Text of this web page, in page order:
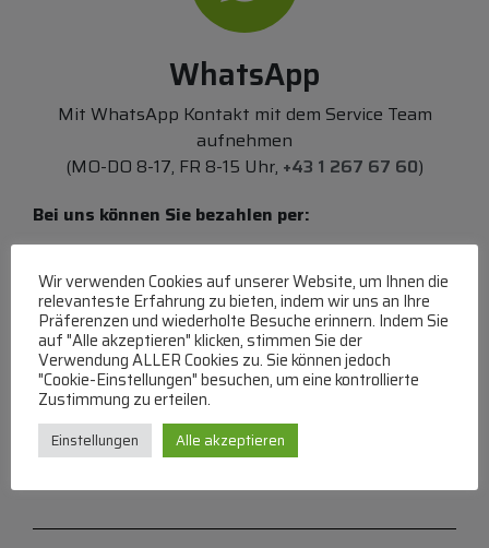
WhatsApp
Mit WhatsApp Kontakt mit dem Service Team
aufnehmen
(MO-DO 8-17, FR 8-15 Uhr, +43 1 267 67 60)
Bei uns können Sie bezahlen per:
MasterCard
FAQ
Häufige Fragen zu unserer Website werden in
Wir verwenden Cookies auf unserer Website, um Ihnen die
relevanteste Erfahrung zu bieten, indem wir uns an Ihre
Präferenzen und wiederholte Besuche erinnern. Indem Sie
auf "Alle akzeptieren" klicken, stimmen Sie der
Verwendung ALLER Cookies zu. Sie können jedoch
"Cookie-Einstellungen" besuchen, um eine kontrollierte
Zustimmung zu erteilen.
Einstellungen Alle akzeptieren